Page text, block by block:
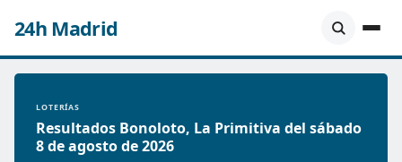
24h Madrid
LOTERÍAS
Resultados Bonoloto, La Primitiva del sábado
8 de agosto de 2026